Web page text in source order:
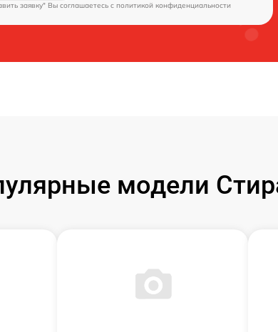
заявку" Вы соглашаетесь c политикой конфиденциальности
модели